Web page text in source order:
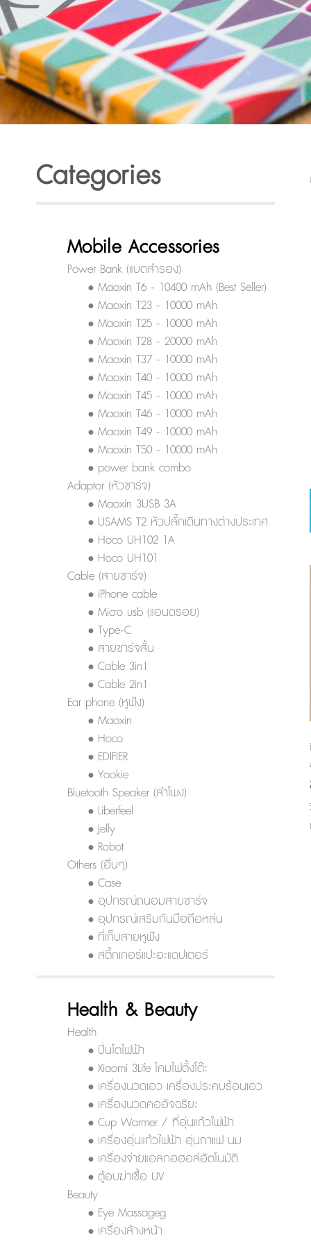
Categories
Mobile Accessories
Power Bank (แบตสำรอง)
• Maoxin T6 - 10400 mAh (Best Seller)
• Maoxin T23 - 10000 mAh
• Maoxin T25 - 10000 mAh
• Maoxin T28 - 20000 mAh
• Maoxin T37 - 10000 mAh
• Maoxin T40 - 10000 mAh
• Maoxin T45 - 10000 mAh
• Maoxin T46 - 10000 mAh
• Maoxin T49 - 10000 mAh
• Maoxin T50 - 10000 mAh
• power bank combo
Adaptor (หัวชาร์จ)
• Maoxin 3USB 3A
• USAMS T2 หัวปลั๊กเดินทางต่างประเทศ
• Hoco UH102 1A
• Hoco UH101
Cable (สายชาร์จ)
• iPhone cable
• Micro usb (แอนดรอย)
• Type-C
• สายชาร์จสั้น
• Cable 3in1
• Cable 2in1
Ear phone (หูฟัง)
• Maoxin
• Hoco
• EDIFIER
• Yookie
Bluetooth Speaker (ลำโพง)
• Liberfeel
• Jelly
• Robot
Others (อื่นๆ)
• Case
• อุปกรณ์ถนอมสายชาร์จ
• อุปกรณ์เสริมกันมือถือหล่น
• ที่เก็บสายหูฟัง
• สติ้กเกอร์แปะอะแดปเตอร์
Health & Beauty
Health
• ปิ่นโตไฟฟ้า
• Xiaomi 3Life โคมไฟตั้งโต๊ะ
• เครื่องนวดเอว เครื่องประคบร้อนเอว
• เครื่องนวดคออัจฉริยะ
• Cup Warmer / ที่อุ่นแก้วไฟฟ้า
• เครื่องอุ่นแก้วไฟฟ้า อุ่นกาแฟ นม
• เครื่องจ่ายแอลกอฮอล์อัตโนมัติ
• ตู้อบฆ่าเชื้อ UV
Beauty
• Eye Massageg
• เครื่องล้างหน้า